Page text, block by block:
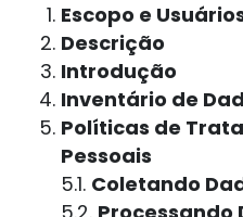
Escopo e
Descrição
Introdução
Inventário de
Políticas de
Pessoais
5.1. Coletando